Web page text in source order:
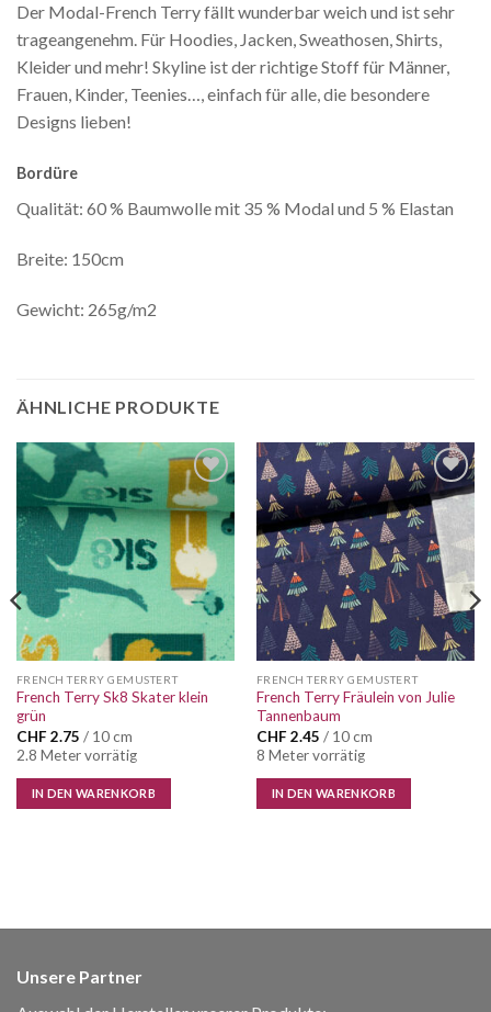
Der Modal-French Terry fällt wunderbar weich und ist sehr
trageangenehm. Für Hoodies, Jacken, Sweathosen, Shirts,
Kleider und mehr! Skyline ist der richtige Stoff für Männer,
Frauen, Kinder, Teenies…, einfach für alle, die besondere
Designs lieben!
Bordüre
Qualität: 60 % Baumwolle mit 35 % Modal und 5 % Elastan
Breite: 150cm
Gewicht: 265g/m2
ÄHNLICHE PRODUKTE
Auf die
Wunschliste
FRENCH TERRY GEMUSTERT
French Terry Sk8 Skater klein
grün
CHF 2.75 / 10 cm
2.8 Meter vorrätig
IN DEN WARENKORB
Auf die
Wunschliste
FRENCH TERRY GEMUSTERT
French Terry Fräulein von Julie
Tannenbaum
CHF 2.45 / 10 cm
8 Meter vorrätig
IN DEN WARENKORB
Unsere Partner